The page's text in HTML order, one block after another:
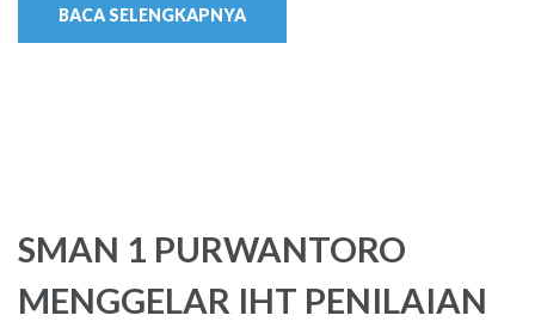
BACA SELENGKAPNYA
SMAN 1 PURWANTORO
MENGGELAR IHT PENILAIAN